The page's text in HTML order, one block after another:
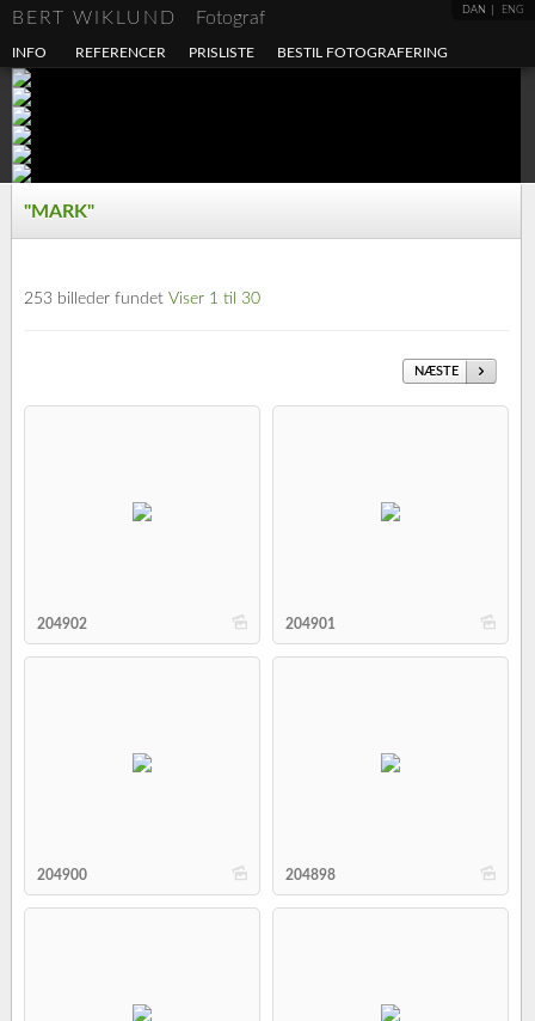
DAN ENG
BERT WIKLUND Fotograf
INFO REFERENCER PRISLISTE BESTIL FOTOGRAFERING
"MARK"
253 billeder fundet Viser 1 til 30
NÆSTE
b
204902 b
204901
b
204900 b
204898